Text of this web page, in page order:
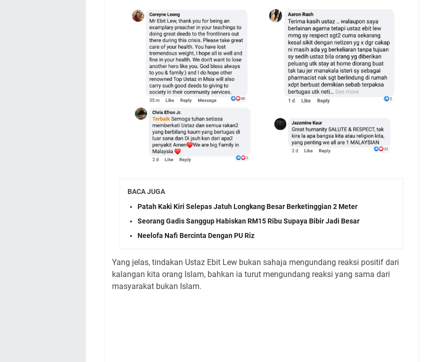
BACA JUGA
Patah Kaki Kiri Selepas Jatuh Longkang Besar Berketinggian 2 Meter
Seorang Gadis Sanggup Habiskan RM15 Ribu Supaya Bibir Jadi Besar
Neelofa Nafi Bercinta Dengan PU Riz
Yang jelas, tindakan Ustaz Ebit Lew bukan sahaja mengundang reaksi positif dari
kalangan kita orang Islam, bahkan ia turut mengundang reaksi yang sama dari
masyarakat bukan Islam.